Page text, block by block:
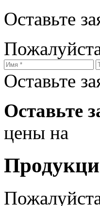
Оставьте
Оставьте
Оставьте
цены на